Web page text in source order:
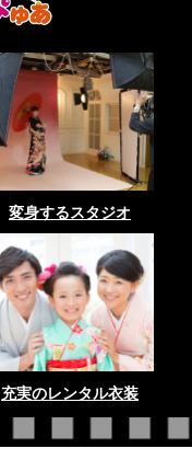
変身するスタジオ
充実のレンタル衣装